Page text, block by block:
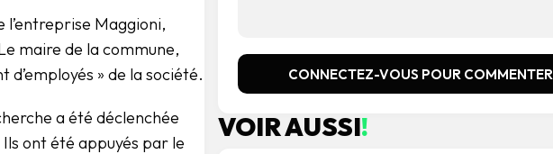
l’entreprise Maggioni,
maire de la commune,
d’employés » de la société.
a été déclenchée
ont été appuyés par le
CONNECTEZ-VOUS POUR COMMENTER
VOIR AUSSI!